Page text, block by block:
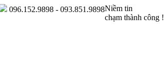
Niềm tin
chạm thành công !
096.152.9898 - 093.851.9898